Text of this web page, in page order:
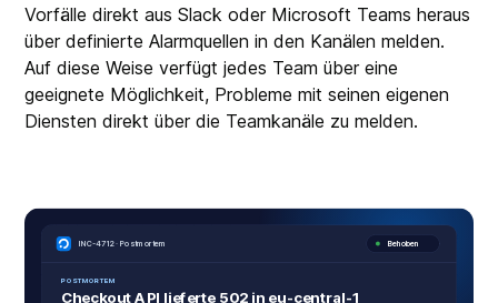
Vorfälle direkt aus Slack oder Microsoft Teams heraus
über definierte Alarmquellen in den Kanälen melden.
Auf diese Weise verfügt jedes Team über eine
geeignete Möglichkeit, Probleme mit seinen eigenen
Diensten direkt über die Teamkanäle zu melden.
INC-4712· Po stm ortem Behoben
PO STMORTEM
CheckoutAPI lieferte 502 in eu-central-1